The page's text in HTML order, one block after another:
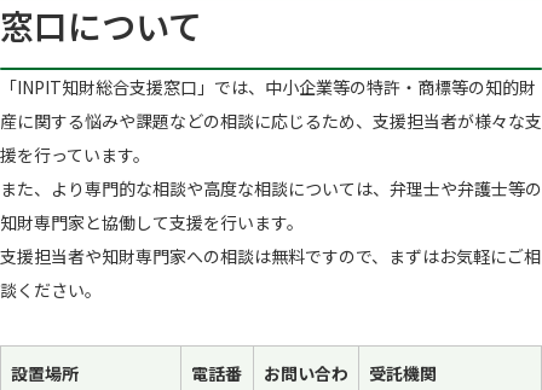
窓口に​ついて​
「INPIT知財総合支援窓口」では、​中小企業等の​特許・商標等の​知的財
産に​関する​悩みや​課題などの​相談に​応じる​ため、​支援担当者が​様々な​支
援を​行っています。​
また、​より​専門的な​相談や​高度な​相談に​ついては、​弁理士や​弁護士等の​
知財専門家と​協働して​支援を​行います。​
支援担当者や知財専門家への​相談は​無料ですので、​まずは​お気軽に​ご相
談ください。
設置場​所​
電話番
お問い合わ
受​託機​関